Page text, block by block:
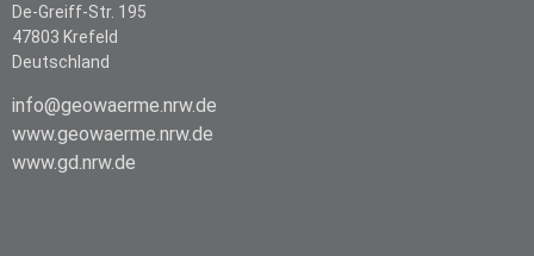
De-Greiff-Str. 195
47803 Krefeld
Deutschland
info@geowaerme.nrw.de
www.geowaerme.nrw.de
www.gd.nrw.de